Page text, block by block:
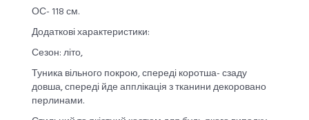
ОС- 118 см.
Додаткові характеристики:
Сезон: літо,
Туника вільного покрою, спереді коротша- сзаду
довша, спереді йде апплікація з тканини декоровано
перлинами.